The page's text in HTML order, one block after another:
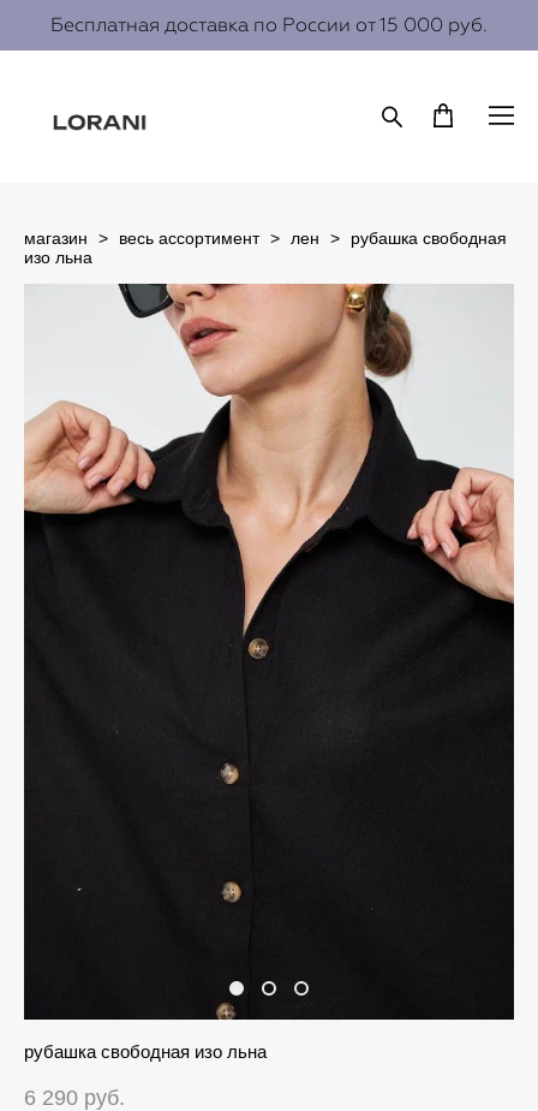
Бесплатная доставка по России от 15 000 руб.
магазин > весь ассортимент > лен >
рубашка свободная
изо льна
рубашка свободная изо льна
6 290 pуб.